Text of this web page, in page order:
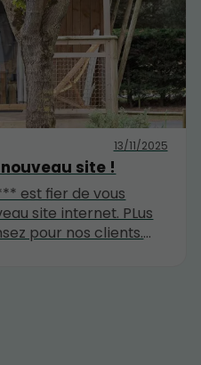
13/11/2025
site !
est fier de vous
site internet. PLus
pour nos clients.